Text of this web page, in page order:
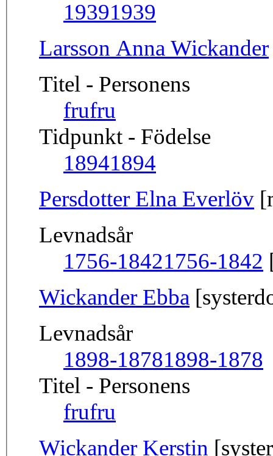
19391939
Larsson Anna Wickander
Titel - Personens
frufru
Tidpunkt - Födelse
18941894
Persdotter Elna Everlöv
Levnadsår
1756-18421756-1842
Wickander Ebba
Levnadsår
1898-18781898-1878
Titel - Personens
frufru
Wickander Kerstin